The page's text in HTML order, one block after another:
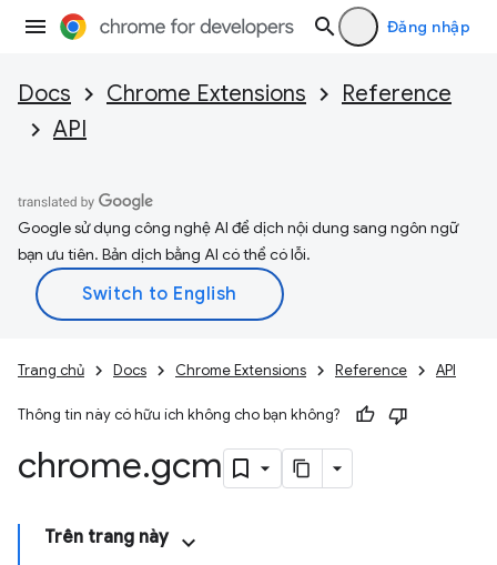
Đăng nhập
Docs Chrome Extensions
Reference
API
Google sử dụng công nghệ AI để dịch nội dung sang ngôn ngữ
bạn ưu tiên. Bản dịch bằng AI có thể có lỗi.
Trang chủ Docs Chrome Extensions Reference API
Thông tin này có hữu ích không cho bạn không?
chrome.gcm
Trên trang này